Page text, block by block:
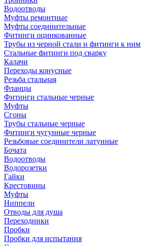
Водоотводы
Муфты ремонтные
Муфты соединительные
Фитинги оцинкованные
Трубы из черной стали и фитинги к ним
Стальные фитинги под сварку
Калачи
Переходы конусные
Резьба стальная
Фланцы
Фитинги стальные черные
Муфты
Сгоны
Трубы стальные черные
Фитинги чугунные черные
Резьбовые соединители латунные
Бочата
Водоотводы
Водорозетки
Гайки
Крестовины
Муфты
Ниппели
Отводы для душа
Переходники
Пробки
Пробки для испытания